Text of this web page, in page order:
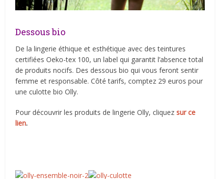
Dessous bio
De la lingerie éthique et esthétique avec des teintures
certifiées Oeko-tex 100, un label qui garantit l’absence total
de produits nocifs. Des dessous bio qui vous feront sentir
femme et responsable. Côté tarifs, comptez 29 euros pour
une culotte bio Olly.
Pour découvrir les produits de lingerie Olly, cliquezsur ce
lien.